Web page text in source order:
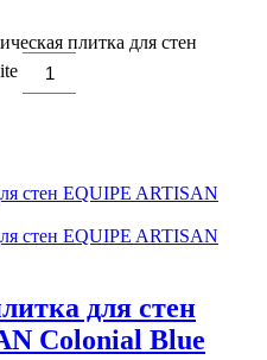
плитка для стен
для стен
Colonial Blue